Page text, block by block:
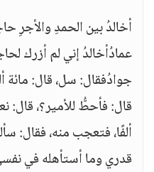
أخالدُ بين الحمدِ والأجرِ
عمادُأخالدُ إني لم أزرك
جوادُفقال: سل، قال: مائة
قال: فأحطُّ للأمير؟،
ألفًا، فتعجب منه،
قدري وما أستأهله في